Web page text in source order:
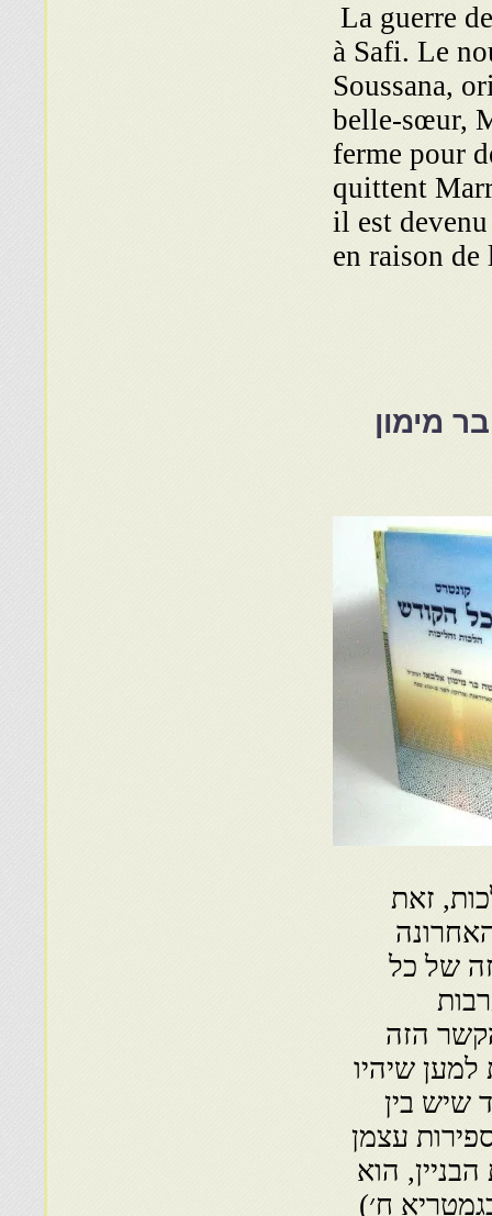
La guerre
à Safi. Le
Soussana,
belle-sœur,
ferme pour
quittent
il est
en raison de
מימון
זאת
של כל
הזה
למען שיהיו
שיש בין
עצמן
הוא
ח׳)